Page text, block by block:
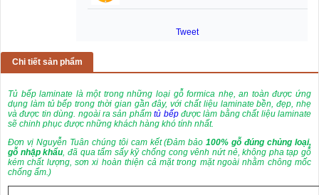
Tweet
Chi tiết sản phẩm
Tủ bếp laminate là một trong những loại gỗ formica nhẹ, an toàn được ứng
dụng làm tủ bếp trong thời gian gần đây, với chất liệu laminate bền, đẹp, nhẹ
và được tin dùng. ngoài ra sản phẩmtủ bếpđược làm bằng chất liệu laminate
sẽ chinh phục được những khách hàng khó tính nhất.
Đơn vị Nguyễn Tuân chúng tôi cam kết (Đảm bảo100% gỗ đúng chủng loại,
gỗ nhập khẩu, đã qua tẩm sấy kỹ chống cong vênh nứt nẻ, không pha tạp gỗ
kém chất lượng, sơn xi hoàn thiện cả mặt trong mặt ngoài nhằm chông mốc
chống ẩm.)